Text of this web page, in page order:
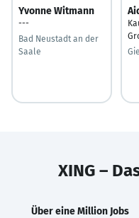
Yvonne Witmann
---
Bad Neustadt an der
Saale
XING –
Über eine Million Jobs